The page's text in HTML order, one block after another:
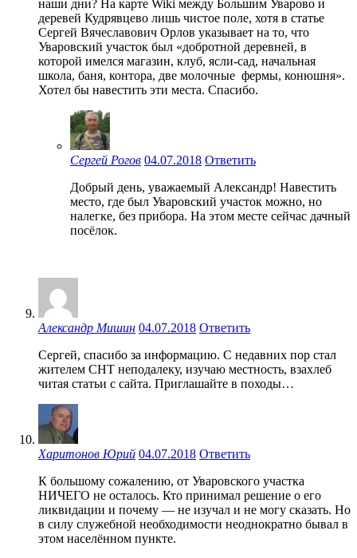
наши дни? На карте Wiki между Большим Уварово и
деревей Кудрявцево лишь чистое поле, хотя в статье
Сергей Вячеславович Орлов указывает на то, что
Уваровский участок был «добротной деревней, в
которой имелся магазин, клуб, ясли-сад, начальная
школа, баня, контора, две молочные фермы, конюшня».
Хотел бы навестить эти места. Спасибо.
Сергей Рогов 04.07.2018 Ответить
Добрый день, уважаемый Александр! Навестить
место, где был Уваровский участок можно, но
налегке, без прибора. На этом месте сейчас дачный
посёлок.
Александр Мишин 04.07.2018 Ответить
Сергей, спасибо за информацию. С недавних пор стал
жителем СНТ неподалеку, изучаю местность, взахлеб
читая статьи с сайта. Приглашайте в походы…
Харитонов Юрий 04.07.2018 Ответить
К большому сожалению, от Уваровского участка
НИЧЕГО не осталось. Кто принимал решение о его
ликвидации и почему — не изучал и не могу сказать. Но
в силу служебной необходимости неоднократно бывал в
этом населённом пункте.